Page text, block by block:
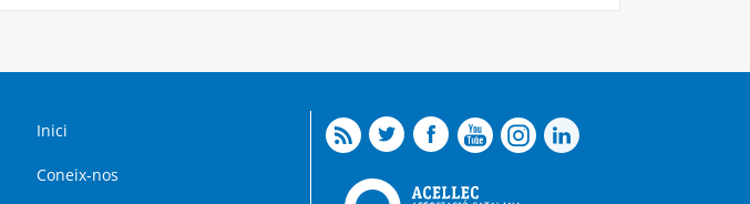
Inici
Coneix-nos